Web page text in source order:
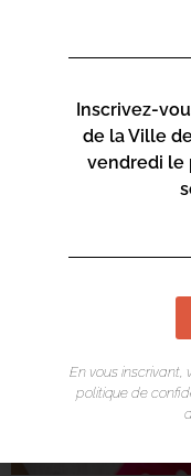
Inscrivez-
de la Ville
vendredi le
En vous
politique de